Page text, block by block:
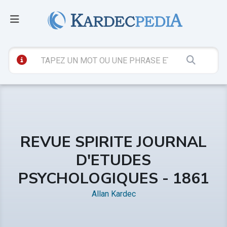
REVUE SPIRITE JOURNAL
D'ETUDES
PSYCHOLOGIQUES - 1861
Allan Kardec